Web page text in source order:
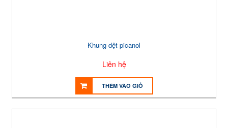
Khung dệt picanol
Liên hệ
THÊM VÀO GIỎ